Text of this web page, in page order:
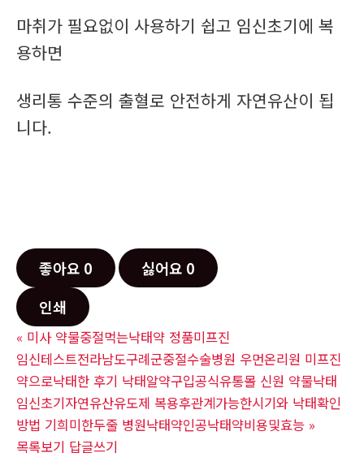
마취가 필요없이 사용하기 쉽고 임신초기에 복
용하면
생리통 수준의 출혈로 안전하게 자연유산이 됩
니다.
좋아요 0 싫어요 0
인쇄
« 미사 약물중절먹는낙­태약 정품미­프진
임신테스트전라남도구례군중절수술병원 우먼온리원 미프진
약으로낙태한 후기 낙태알약구입공식유통몰 신원 약물낙태
임신초기자연유산유도제 복용후관계가능한시기와 낙태확인
방법 기희미한두줄 병원낙태약인공낙태약비용및효능 »
목록보기 답글쓰기